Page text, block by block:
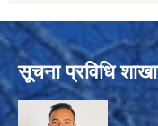
सूचना प्रविधि शाखा